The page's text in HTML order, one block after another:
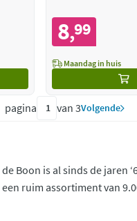
8,99
Maandag in huis
pagina van 3Volgende
Boon is al sinds de jaren
ruim assortiment van